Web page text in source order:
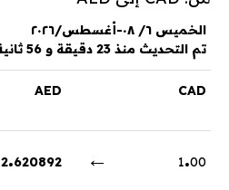
الخميس ٦/ ٠٨-أغسطس/٢٠٢٦
تم التحديث منذ 23 دقيقة و 56 ثانية
CAD
AED
1.00
←
2.620892